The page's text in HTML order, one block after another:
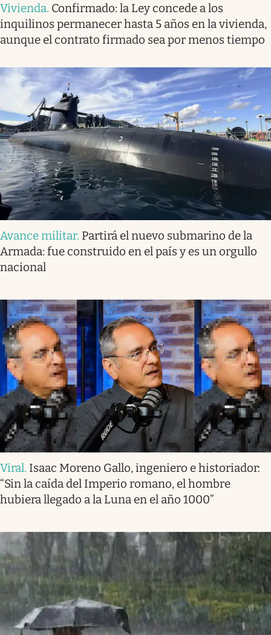
Vivienda. Confirmado: la Ley concede a los
inquilinos permanecer hasta 5 años en la vivienda,
aunque el contrato firmado sea por menos tiempo
Avance militar. Partirá el nuevo submarino de la
Armada: fue construido en el país y es un orgullo
nacional
Viral. Isaac Moreno Gallo, ingeniero e historiador:
“Sin la caída del Imperio romano, el hombre
hubiera llegado a la Luna en el año 1000”